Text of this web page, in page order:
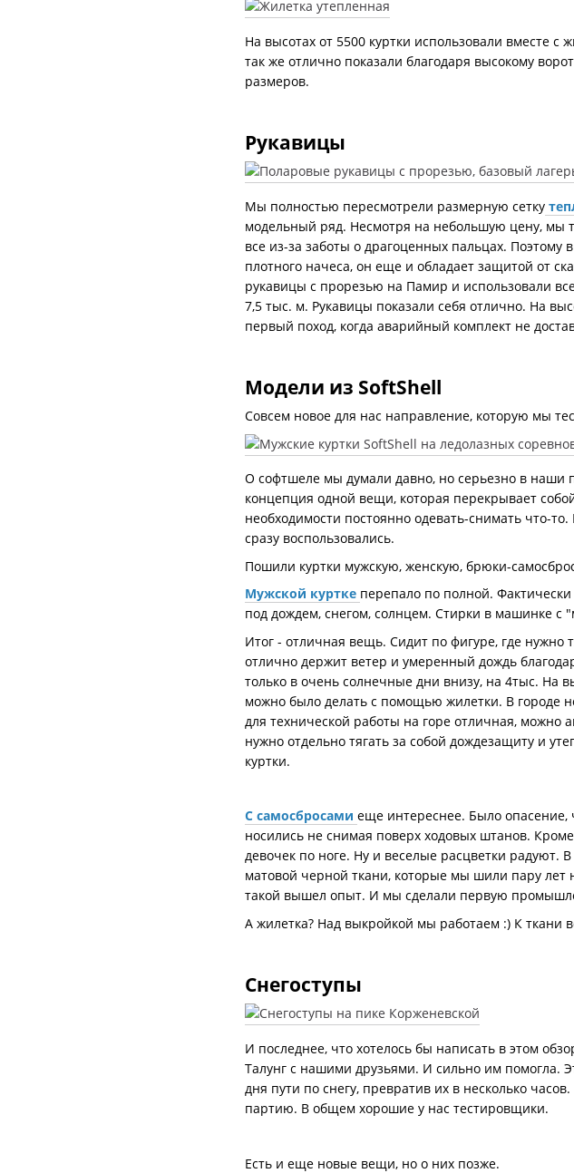
На высотах от 5500 куртки использовали вместе
так же отлично показали благодаря высокому
размеров.
Рукавицы
Мы полностью пересмотрели размерную сетку
модельный ряд. Несмотря на небольшую цену, мы
все из-за заботы о драгоценных пальцах.
плотного начеса, он еще и обладает защитой от
рукавицы с прорезью на Памир и использовали
7,5 тыс. м. Рукавицы показали себя отлично. На
первый поход, когда аварийный комплект не
Модели из SoftShell
Совсем новое для нас направление, которую мы
О софтшеле мы думали давно, но серьезно в наши
концепция одной вещи, которая перекрывает
необходимости постоянно одевать-снимать что-
сразу воспользовались.
Пошили куртки мужскую, женскую, брюки-
Мужской куртке перепало по полной.
под дождем, снегом, солнцем. Стирки в машинке с
Итог - отличная вещь. Сидит по фигуре, где нужно
отлично держит ветер и умеренный дождь
только в очень солнечные дни внизу, на 4тыс. На
можно было делать с помощью жилетки. В городе
для технической работы на горе отличная, можно
нужно отдельно тягать за собой дождезащиту и
куртки.
С самосбросами еще интереснее. Было опасение,
носились не снимая поверх ходовых штанов.
девочек по ноге. Ну и веселые расцветки
матовой черной ткани, которые мы шили пару лет
такой вышел опыт. И мы сделали первую
А жилетка? Над выкройкой мы работаем :) К ткани
Снегоступы
И последнее, что хотелось бы написать в этом
Талунг с нашими друзьями. И сильно им помогла.
дня пути по снегу, превратив их в несколько
партию. В общем хорошие у нас тестировщики.
Есть и еще новые вещи, но о них позже.